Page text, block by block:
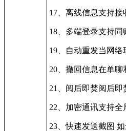
17、离线信息支持
18、多端登录支持
19、自动重发当网
20、撤回信息在单
21、阅后即焚阅后
22、加密通讯支持
23、快速发送截图